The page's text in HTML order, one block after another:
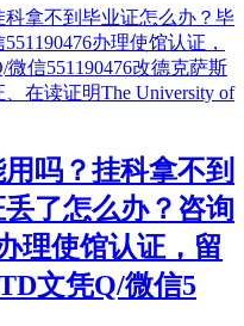
吗？挂科拿不到
了怎么办？咨询
理使馆认证，留
文凭Q/微信5